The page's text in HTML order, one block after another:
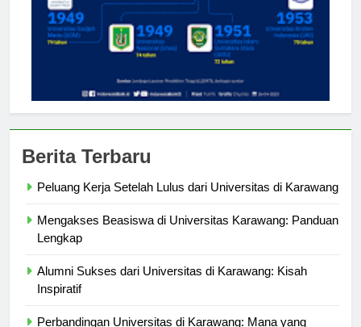
Mengakses Beasiswa di Universitas Karawang: Panduan
Alumni Sukses dari Universitas di Karawang: Kisah